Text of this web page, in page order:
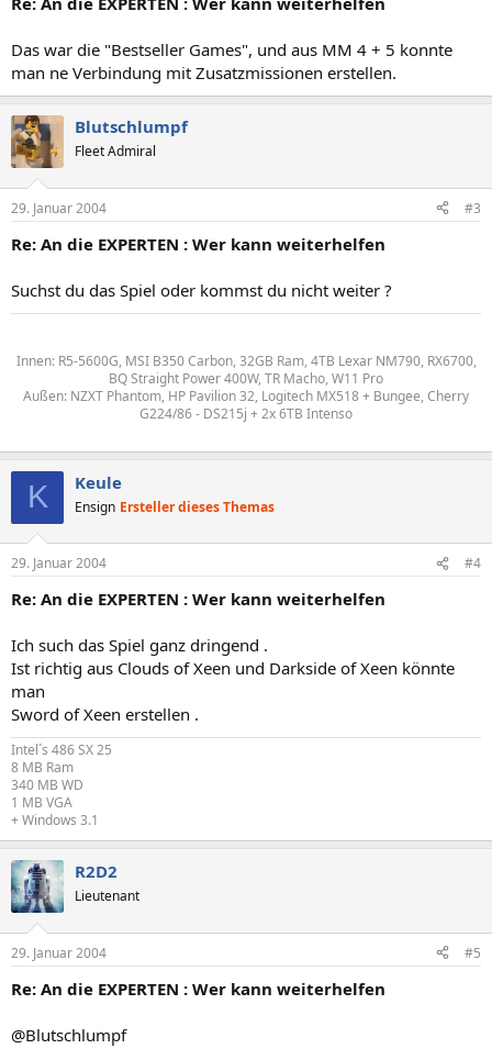
Das war die "Bestseller Games", und aus MM 4 + 5 konnte
man ne Verbindung mit Zusatzmissionen erstellen.
Blutschlumpf
Fleet Admiral
29. Januar 2004 #3
Re: An die EXPERTEN : Wer kann weiterhelfen
Suchst du das Spiel oder kommst du nicht weiter ?
Innen: R5-5600G, MSI B350 Carbon, 32GB Ram, 4TB Lexar NM790, RX6700,
BQ Straight Power 400W, TR Macho, W11 Pro
Außen: NZXT Phantom, HP Pavilion 32, Logitech MX518 + Bungee, Cherry
G224/86 - DS215j + 2x 6TB Intenso
K Keule
Ensign Ersteller dieses Themas
29. Januar 2004 #4
Re: An die EXPERTEN : Wer kann weiterhelfen
Ich such das Spiel ganz dringend .
Ist richtig aus Clouds of Xeen und Darkside of Xeen könnte
man
Sword of Xeen erstellen .
Intel´s 486 SX 25
8 MB Ram
340 MB WD
1 MB VGA
+ Windows 3.1
R2D2
Lieutenant
29. Januar 2004 #5
Re: An die EXPERTEN : Wer kann weiterhelfen
@Blutschlumpf